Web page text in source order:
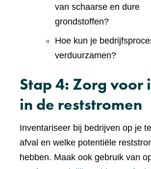
van schaarse en dure
grondstoffen?
Hoe kun je
verduurzamen?
Stap 4: Zorg voor
in de reststromen
Inventariseer bij bedrijven op je
afval en welke potentiële
hebben. Maak ook gebruik van